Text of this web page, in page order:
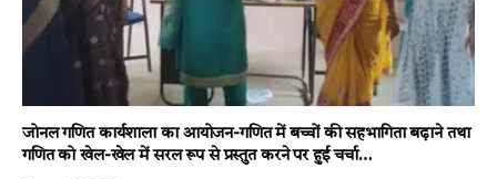
जोनल गणित कार्यशाला का आयोजन-गणित में बच्चों की सहभागिता बढ़ाने तथा
गणित को खेल-खेल में सरल रूप से प्रस्तुत करने पर हुई चर्चा…